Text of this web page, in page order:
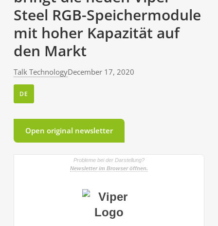
Steel RGB-Speichermodule
mit hoher Kapazität auf
den Markt
Talk TechnologyDecember 17, 2020
DE
Open original newsletter